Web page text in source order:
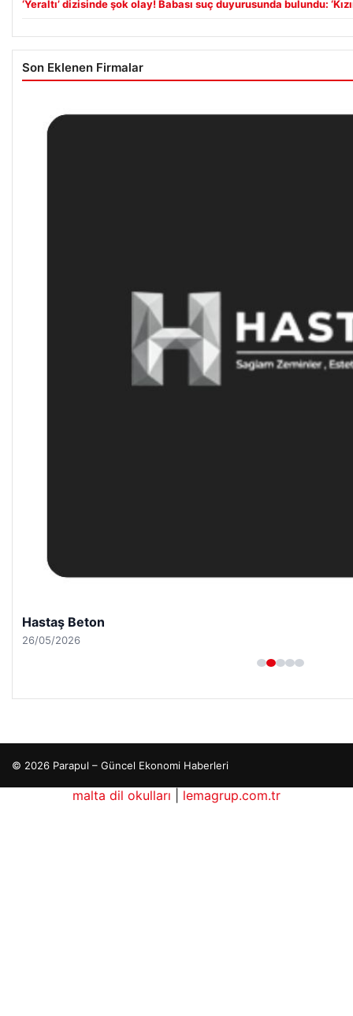
‘Yeraltı’ dizisinde şok olay! Babası suç duyurusunda bulundu:
Son Eklenen Firmalar
Hastaş Beton
26/05/2026
© 2026 Parapul – Güncel Ekonomi Haberleri
malta dil okulları
lemagrup.com.tr